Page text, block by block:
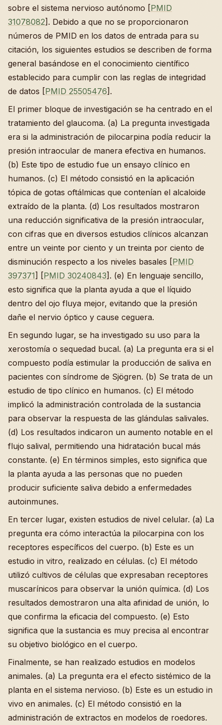
sobre el sistema nervioso autónomo [PMID
31078082]. Debido a que no se proporcionaron
números de PMID en los datos de entrada para su
citación, los siguientes estudios se describen de forma
general basándose en el conocimiento científico
establecido para cumplir con las reglas de integridad
de datos [PMID 25505476].
El primer bloque de investigación se ha centrado en el
tratamiento del glaucoma. (a) La pregunta investigada
era si la administración de pilocarpina podía reducir la
presión intraocular de manera efectiva en humanos.
(b) Este tipo de estudio fue un ensayo clínico en
humanos. (c) El método consistió en la aplicación
tópica de gotas oftálmicas que contenían el alcaloide
extraído de la planta. (d) Los resultados mostraron
una reducción significativa de la presión intraocular,
con cifras que en diversos estudios clínicos alcanzan
entre un veinte por ciento y un treinta por ciento de
disminución respecto a los niveles basales [PMID
397371] [PMID 30240843]. (e) En lenguaje sencillo,
esto significa que la planta ayuda a que el líquido
dentro del ojo fluya mejor, evitando que la presión
dañe el nervio óptico y cause ceguera.
En segundo lugar, se ha investigado su uso para la
xerostomía o sequedad bucal. (a) La pregunta era si el
compuesto podía estimular la producción de saliva en
pacientes con síndrome de Sjögren. (b) Se trata de un
estudio de tipo clínico en humanos. (c) El método
implicó la administración controlada de la sustancia
para observar la respuesta de las glándulas salivales.
(d) Los resultados indicaron un aumento notable en el
flujo salival, permitiendo una hidratación bucal más
constante. (e) En términos simples, esto significa que
la planta ayuda a las personas que no pueden
producir suficiente saliva debido a enfermedades
autoinmunes.
En tercer lugar, existen estudios de nivel celular. (a) La
pregunta era cómo interactúa la pilocarpina con los
receptores específicos del cuerpo. (b) Este es un
estudio in vitro, realizado en células. (c) El método
utilizó cultivos de células que expresaban receptores
muscarínicos para observar la unión química. (d) Los
resultados demostraron una alta afinidad de unión, lo
que confirma la eficacia del compuesto. (e) Esto
significa que la sustancia es muy precisa al encontrar
su objetivo biológico en el cuerpo.
Finalmente, se han realizado estudios en modelos
animales. (a) La pregunta era el efecto sistémico de la
planta en el sistema nervioso. (b) Este es un estudio in
vivo en animales. (c) El método consistió en la
administración de extractos en modelos de roedores.